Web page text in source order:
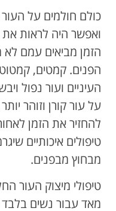
כולם חולמים על
ואפשר היה לראות את
הזמן מביאים עמם
הפנים. קמטים,
העיניים ועור נפול
על עור קורן וזוהר
להחזיר את הזמן
טיפולים איכותיים
מבחוץ מבפנים.
טיפולי מיצוק העור
מאד עבור נשים